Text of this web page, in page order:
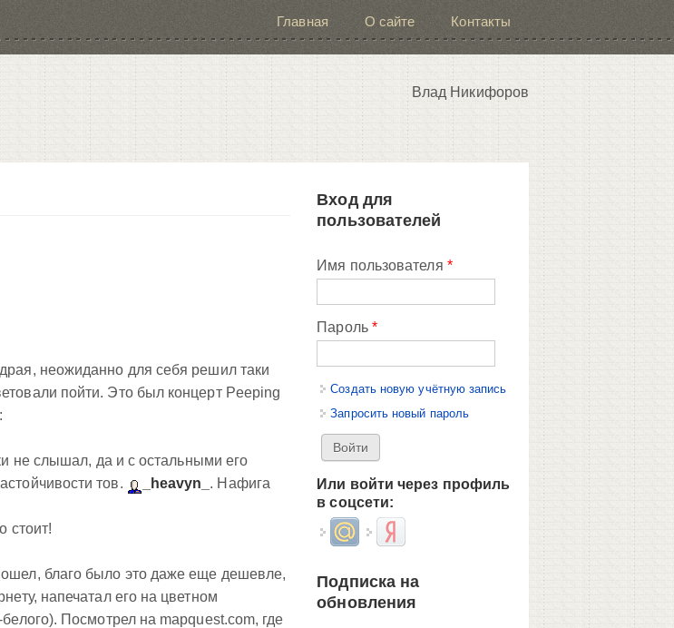
Главная О сайте Контакты
Влад Никифоров
неожиданно для себя решил таки
пойти. Это был концерт Peeping
не слышал, да и с остальными его
тов.
_heavyn_ . Нафига
стоит!
благо было это даже еще дешевле,
напечатал его на цветном
Посмотрел на mapquest.com, где
Вход для
пользователей
Имя пользователя *
Пароль *
Создать новую учётную запись
Запросить новый пароль
Или войти через профиль
в соцсети:
Login with Mail.ruLogin with Яндекс
Подписка на
обновления